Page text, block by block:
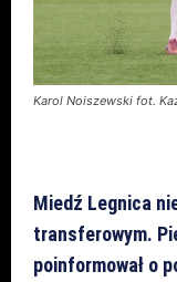
Karol Noiszewski fot.
Miedź Legnica
transferowym.
poinformował o